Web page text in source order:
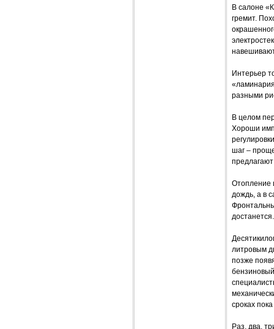
В салоне
гремит.
Интерьер
разными
В целом
Хороши
шаг –
Отопление
дождь, а в
литровым
позже
сроках
Раз, два,